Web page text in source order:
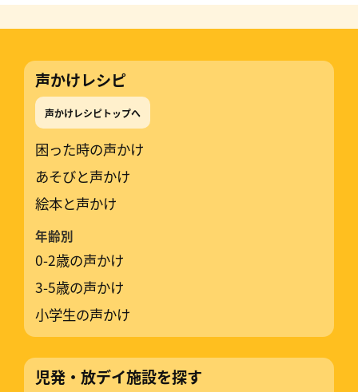
声かけレシピ
声かけレシピトップへ
困った時の声かけ
あそびと声かけ
絵本と声かけ
年齢別
0-2歳の声かけ
3-5歳の声かけ
小学生の声かけ
児発・放デイ施設を探す